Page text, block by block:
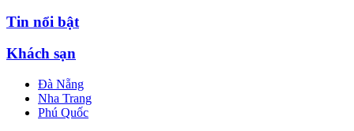
Tin nổi bật
Khách sạn
Đà Nẵng
Nha Trang
Phú Quốc